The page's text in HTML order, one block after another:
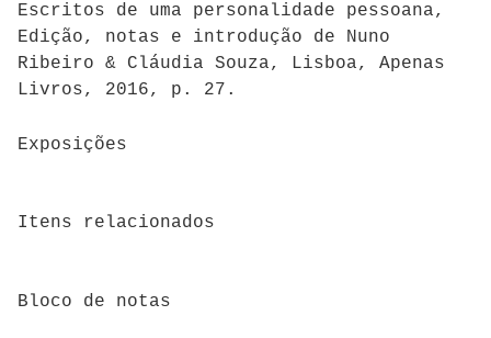
Escritos de uma personalidade pessoana,
Edição, notas e introdução de Nuno
Ribeiro & Cláudia Souza, Lisboa, Apenas
Livros, 2016, p. 27.
Exposições
Itens relacionados
Bloco de notas